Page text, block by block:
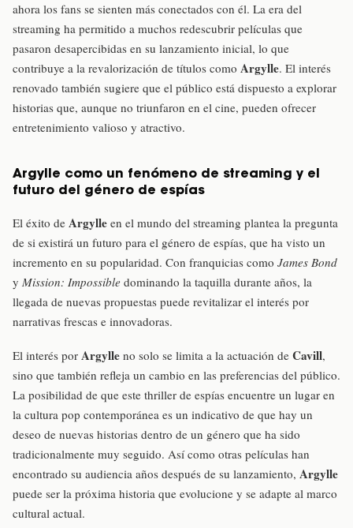
ahora los fans se sienten más conectados con él. La era del
streaming ha permitido a muchos redescubrir películas que
pasaron desapercibidas en su lanzamiento inicial, lo que
contribuye a la revalorización de títulos como Argylle. El interés
renovado también sugiere que el público está dispuesto a explorar
historias que, aunque no triunfaron en el cine, pueden ofrecer
entretenimiento valioso y atractivo.
Argylle como un fenómeno de streaming y el
futuro del género de espías
El éxito de Argylle en el mundo del streaming plantea la pregunta
de si existirá un futuro para el género de espías, que ha visto un
incremento en su popularidad. Con franquicias como James Bond
y Mission: Impossible dominando la taquilla durante años, la
llegada de nuevas propuestas puede revitalizar el interés por
narrativas frescas e innovadoras.
El interés por Argylle no solo se limita a la actuación de Cavill,
sino que también refleja un cambio en las preferencias del público.
La posibilidad de que este thriller de espías encuentre un lugar en
la cultura pop contemporánea es un indicativo de que hay un
deseo de nuevas historias dentro de un género que ha sido
tradicionalmente muy seguido. Así como otras películas han
encontrado su audiencia años después de su lanzamiento, Argylle
puede ser la próxima historia que evolucione y se adapte al marco
cultural actual.